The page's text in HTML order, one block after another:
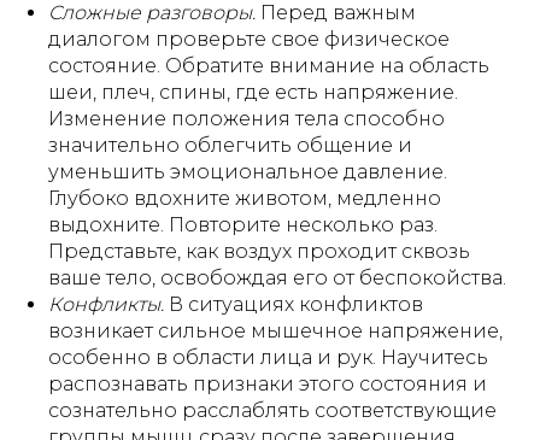
Сложные разговоры. Перед важным
диалогом проверьте свое физическое
состояние. Обратите внимание на область
шеи, плеч, спины, где есть напряжение.
Изменение положения тела способно
значительно облегчить общение и
уменьшить эмоциональное давление.
Глубоко вдохните животом, медленно
выдохните. Повторите несколько раз.
Представьте, как воздух проходит сквозь
ваше тело, освобождая его от беспокойства.
Конфликты. В ситуациях конфликтов
возникает сильное мышечное напряжение,
особенно в области лица и рук. Научитесь
распознавать признаки этого состояния и
сознательно расслаблять соответствующие